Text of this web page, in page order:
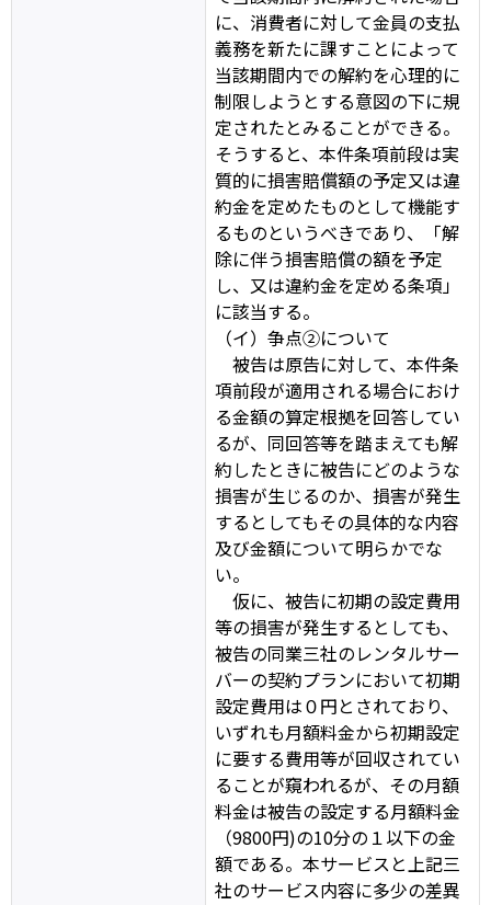
に、消費者に対して金員の支払
義務を新たに課すことによって
当該期間内での解約を心理的に
制限しようとする意図の下に規
定されたとみることができる。
そうすると、本件条項前段は実
質的に損害賠償額の予定又は違
約金を定めたものとして機能す
るものというべきであり、「解
除に伴う損害賠償の額を予定
し、又は違約金を定める条項」
に該当する。
（イ）争点②について
被告は原告に対して、本件条
項前段が適用される場合におけ
る金額の算定根拠を回答してい
るが、同回答等を踏まえても解
約したときに被告にどのような
損害が生じるのか、損害が発生
するとしてもその具体的な内容
及び金額について明らかでな
い。
仮に、被告に初期の設定費用
等の損害が発生するとしても、
被告の同業三社のレンタルサー
バーの契約プランにおいて初期
設定費用は０円とされており、
いずれも月額料金から初期設定
に要する費用等が回収されてい
ることが窺われるが、その月額
料金は被告の設定する月額料金
（9800円)の10分の１以下の金
額である。本サービスと上記三
社のサービス内容に多少の差異